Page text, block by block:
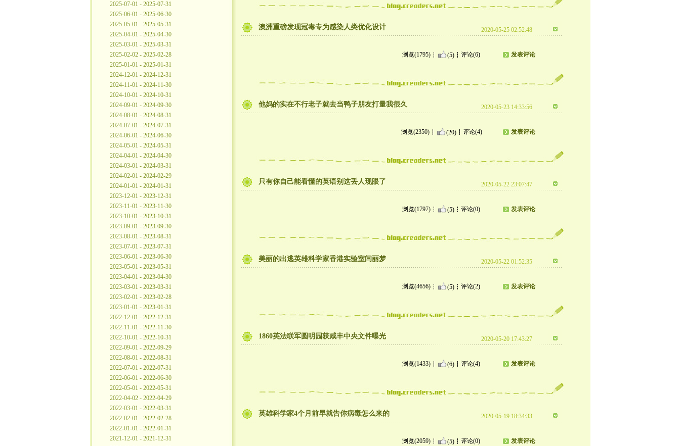
2025-07-01 - 2025-07-31
2025-06-01 - 2025-06-30
2025-05-01 - 2025-05-31
2025-04-01 - 2025-04-30
2025-03-01 - 2025-03-31
2025-02-02 - 2025-02-28
2025-01-01 - 2025-01-31
2024-12-01 - 2024-12-31
2024-11-01 - 2024-11-30
2024-10-01 - 2024-10-31
2024-09-01 - 2024-09-30
2024-08-01 - 2024-08-31
2024-07-01 - 2024-07-31
2024-06-01 - 2024-06-30
2024-05-01 - 2024-05-31
2024-04-01 - 2024-04-30
2024-03-01 - 2024-03-31
2024-02-01 - 2024-02-29
2024-01-01 - 2024-01-31
2023-12-01 - 2023-12-31
2023-11-01 - 2023-11-30
2023-10-01 - 2023-10-31
2023-09-01 - 2023-09-30
2023-08-01 - 2023-08-31
2023-07-01 - 2023-07-31
2023-06-01 - 2023-06-30
2023-05-01 - 2023-05-31
2023-04-01 - 2023-04-30
2023-03-01 - 2023-03-31
2023-02-01 - 2023-02-28
2023-01-01 - 2023-01-31
2022-12-01 - 2022-12-31
2022-11-01 - 2022-11-30
2022-10-01 - 2022-10-31
2022-09-01 - 2022-09-29
2022-08-01 - 2022-08-31
2022-07-01 - 2022-07-31
2022-06-01 - 2022-06-30
2022-05-01 - 2022-05-31
2022-04-02 - 2022-04-29
2022-03-01 - 2022-03-31
2022-02-01 - 2022-02-28
2022-01-01 - 2022-01-31
2021-12-01 - 2021-12-31
澳洲重磅发现冠毒专为感染人类优化设计 2020-05-25 02:52:48
浏览(1795) (5) 评论(6) 发表评论
他妈的实在不行老子就去当鸭子朋友打量我很久 2020-05-23 14:33:56
浏览(2350) (20) 评论(4) 发表评论
只有你自己能看懂的英语别这丢人现眼了 2020-05-22 23:07:47
浏览(1797) (5) 评论(0) 发表评论
美丽的出逃英雄科学家香港实验室闫丽梦 2020-05-22 01:52:35
浏览(4656) (5) 评论(2) 发表评论
1860英法联军圆明园获咸丰中央文件曝光 2020-05-20 17:43:27
浏览(1433) (6) 评论(4) 发表评论
英雄科学家4个月前早就告你病毒怎么来的 2020-05-19 18:34:33
浏览(2059) (5) 评论(0) 发表评论